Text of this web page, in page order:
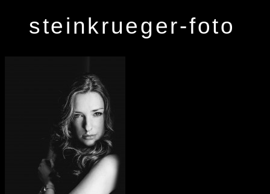
steinkrueger-foto